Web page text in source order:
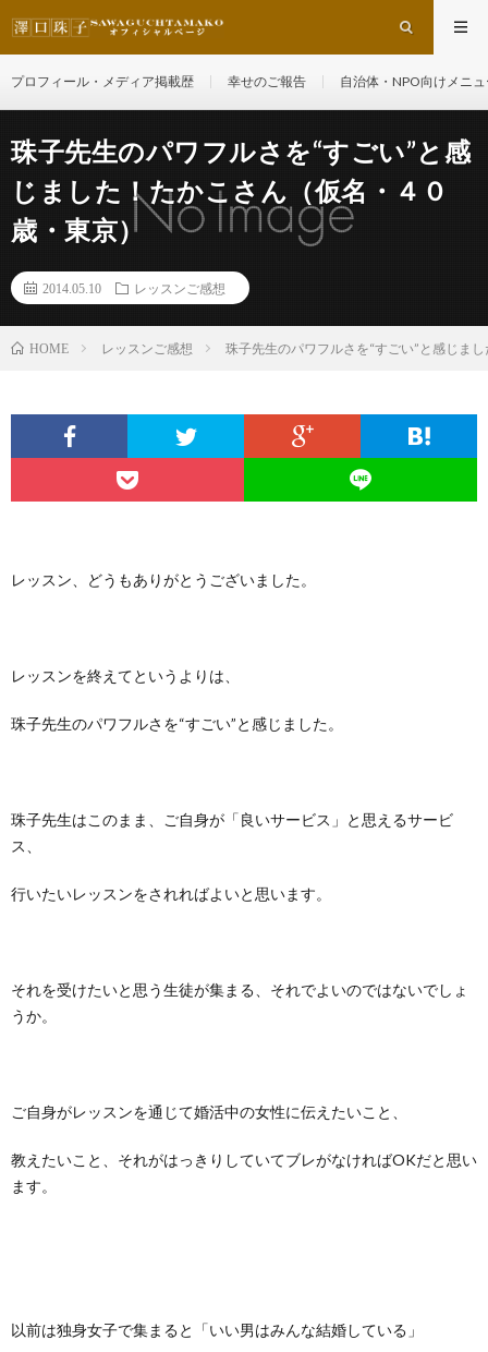
プロフィール・メディア掲載歴 幸せのご報告 自治体・NPO向けメニ
珠子先生のパワフルさを“すごい”と感
じました！たかこさん（仮名・４０
歳・東京）
2014.05.10 レッスンご感想
HOME レッスンご感想 珠子先生のパワフルさを“すごい”と感じま
レッスン、どうもありがとうございました。
レッスンを終えてというよりは、
珠子先生のパワフルさを“すごい”と感じました。
珠子先生はこのまま、ご自身が「良いサービス」と思えるサービ
ス、
行いたいレッスンをされればよいと思います。
それを受けたいと思う生徒が集まる、それでよいのではないでしょ
うか。
ご自身がレッスンを通じて婚活中の女性に伝えたいこと、
教えたいこと、それがはっきりしていてブレがなければOKだと思い
ます。
以前は独身女子で集まると「いい男はみんな結婚している」